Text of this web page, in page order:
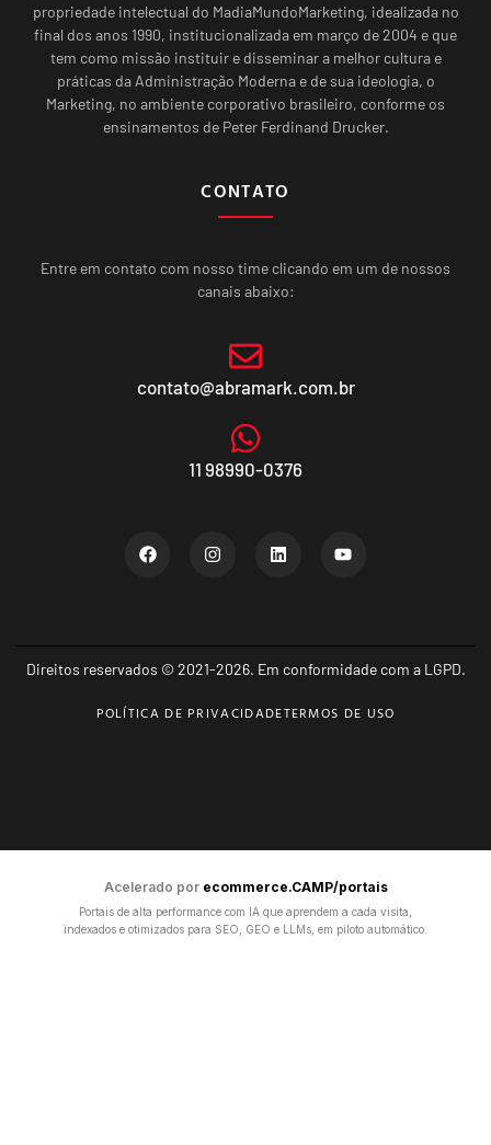
propriedade intelectual do MadiaMundoMarketing, idealizada no
final dos anos 1990, institucionalizada em março de 2004 e que
tem como missão instituir e disseminar a melhor cultura e
práticas da Administração Moderna e de sua ideologia, o
Marketing, no ambiente corporativo brasileiro, conforme os
ensinamentos de Peter Ferdinand Drucker.
CONTATO
Entre em contato com nosso time clicando em um de nossos
canais abaixo:
contato@abramark.com.br
11 98990-0376
Direitos reservados © 2021-2026. Em conformidade com a LGPD.
POLÍTICA DE PRIVACIDADETERMOS DE USO
Acelerado por ecommerce.CAMP/portais
Portais de alta performance com IA que aprendem a cada visita,
indexados e otimizados para SEO, GEO e LLMs, em piloto automático.